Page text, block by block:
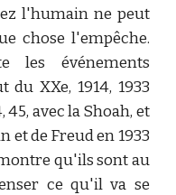
l'humain ne peut
chose l'empêche.
les événements
XXe, 1914, 1933
45, avec la Shoah, et
et de Freud en 1933
qu'ils sont au
ce qu'il va se